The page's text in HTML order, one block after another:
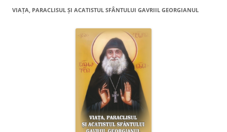
VIAŢA, PARACLISUL ŞI ACATISTUL SFÂNTULUI GAVRIIL GEORGIANUL